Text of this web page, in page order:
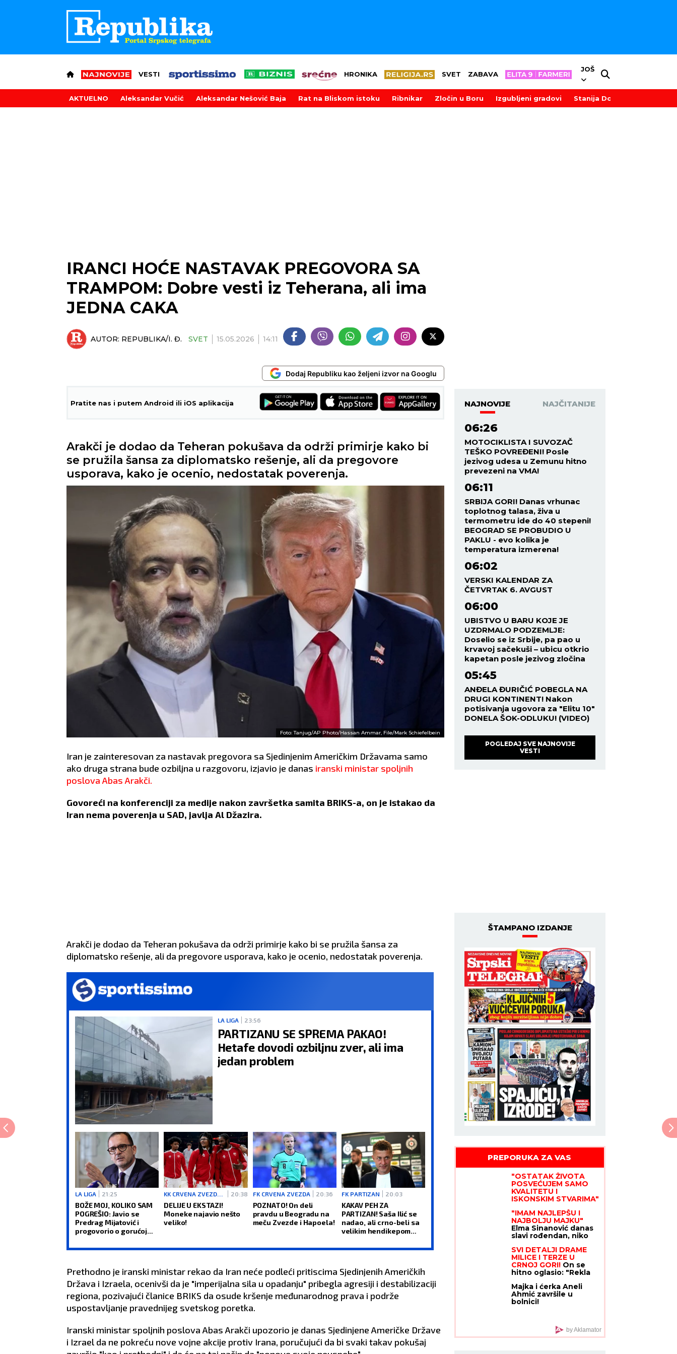
VESTI HRONIKA SVET ZABAVA
JOŠ
AKTUELNO Aleksandar Vučić Aleksandar Nešović Baja Rat na Bliskom istoku Ribnikar Zločin u Boru Izgubljeni gradovi Stanija Dobrojević
IRANCI HOĆE NASTAVAK PREGOVORA SA
TRAMPOM: Dobre vesti iz Teherana, ali ima
JEDNA CAKA
AUTOR: REPUBLIKA/I. Đ. SVET 15.05.2026 14:11
Dodaj Republiku kao željeni izvor na Googlu
Pratite nas i putem Android ili iOS aplikacija
Arakči je dodao da Teheran pokušava da održi primirje kako bi
se pružila šansa za diplomatsko rešenje, ali da pregovore
usporava, kako je ocenio, nedostatak poverenja.
Foto: Tanjug/AP Photo/Hassan Ammar, File/Mark Schiefelbein
Iran je zainteresovan za nastavak pregovora sa Sjedinjenim Američkim Državama samo
ako druga strana bude ozbiljna u razgovoru, izjavio je danas iranski ministar spoljnih
poslova Abas Arakči.
Govoreći na konferenciji za medije nakon završetka samita BRIKS-a, on je istakao da
Iran nema poverenja u SAD, javlja Al Džazira.
Arakči je dodao da Teheran pokušava da održi primirje kako bi se pružila šansa za
diplomatsko rešenje, ali da pregovore usporava, kako je ocenio, nedostatak poverenja.
LA LIGA 23:56
PARTIZANU SE SPREMA PAKAO!
Hetafe dovodi ozbiljnu zver, ali ima
jedan problem
LA LIGA 21:25
BOŽE MOJ, KOLIKO SAM
POGREŠIO: Javio se
Predrag Mijatović i
progovorio o gorućoj
20:38
DELIJE U EKSTAZI!
Moneke najavio nešto
veliko!
FK CRVENA ZVEZDA 20:36
POZNATO! On deli
pravdu u Beogradu na
meču Zvezde i Hapoela!
FK PARTIZAN 20:03
KAKAV PEH ZA
PARTIZAN! Saša Ilić se
nadao, ali crno-beli sa
velikim hendikepom
Prethodno je iranski ministar rekao da Iran neće podleći pritiscima Sjedinjenih Američkih
Država i Izraela, ocenivši da je "imperijalna sila u opadanju" pribegla agresiji i destabilizaciji
regiona, pozivajući članice BRIKS da osude kršenje međunarodnog prava i podrže
uspostavljanje pravednijeg svetskog poretka.
Iranski ministar spoljnih poslova Abas Arakči upozorio je danas Sjedinjene Američke Države
i Izrael da ne pokreću nove vojne akcije protiv Irana, poručujući da bi svaki takav pokušaj
NAJNOVIJE NAJČITANIJE
06:26
MOTOCIKLISTA I SUVOZAČ
TEŠKO POVREĐENI! Posle
jezivog udesa u Zemunu hitno
prevezeni na VMA!
06:11
SRBIJA GORI! Danas vrhunac
toplotnog talasa, živa u
termometru ide do 40 stepeni!
BEOGRAD SE PROBUDIO U
PAKLU - evo kolika je
temperatura izmerena!
06:02
VERSKI KALENDAR ZA
ČETVRTAK 6. AVGUST
06:00
UBISTVO U BARU KOJE JE
UZDRMALO PODZEMLJE:
Doselio se iz Srbije, pa pao u
krvavoj sačekuši – ubicu otkrio
kapetan posle jezivog zločina
05:45
ANĐELA ĐURIČIĆ POBEGLA NA
DRUGI KONTINENT! Nakon
potisivanja ugovora za "Elitu 10"
DONELA ŠOK-ODLUKU! (VIDEO)
POGLEDAJ SVE NAJNOVIJE
VESTI
ŠTAMPANO IZDANJE
PREPORUKA ZA VAS
"OSTATAK ŽIVOTA
POSVEĆUJEM SAMO
KVALITETU I
ISKONSKIM STVARIMA"
jasnu poruku nakon
što je Dragan objavio
veridbu
"IMAM NAJLEPŠU I
NAJBOLJU MAJKU"
Elma Sinanović danas
slavi rođendan, niko
napunila ovoliko
godina, ćerka joj se
obratila emotivnim
rečima
SVI DETALJI DRAME
MILICE I TERZE U
CRNOJ GORI! On se
hitno oglasio: "Rekla
sve ćemo rešiti na
sudu"
Majka i ćerka Aneli
Ahmić završile u
bolnici!
by Aklamator